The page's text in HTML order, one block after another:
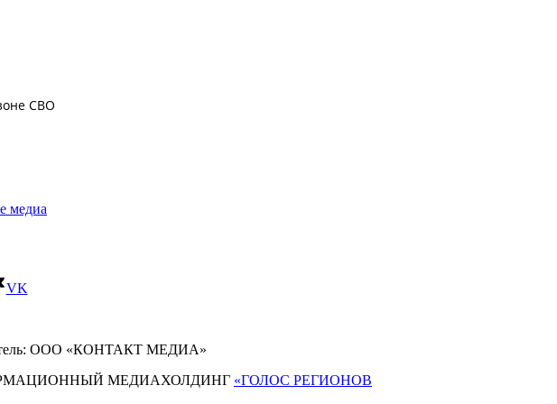
медиа
VK
ООО «КОНТАКТ МЕДИА»
МЕДИАХОЛДИНГ «ГОЛОС РЕГИОНОВ